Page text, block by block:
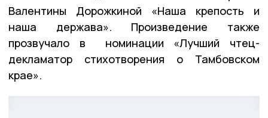
Валентины Дорожкиной «Наша крепость и
наша держава». Произведение также
прозвучало в номинации «Лучший чтец-
декламатор стихотворения о Тамбовском
крае».